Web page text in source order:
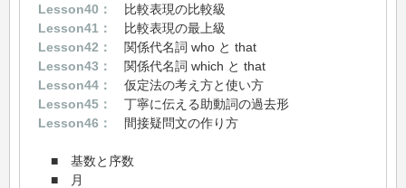
Lesson40：
比較表現の比較級
Lesson41：
比較表現の最上級
Lesson42：
関係代名詞 who と that
Lesson43：
関係代名詞 which と that
Lesson44：
仮定法の考え方と使い方
Lesson45：
丁寧に伝える助動詞の過去形
Lesson46：
間接疑問文の作り方
■ 基数と序数
■ 月